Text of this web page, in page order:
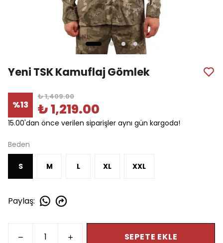
Yeni TSK Kamuflaj Gömlek
%13
₺ 1,409.00
₺ 1,219.00
15.00'dan önce verilen siparişler aynı gün kargoda!
Beden
S M L XL XXL
Paylaş:
SEPETE EKLE